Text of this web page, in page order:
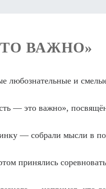
ВАЖНО»
любознательные и
— это важно»,
— собрали мысли в
принялись